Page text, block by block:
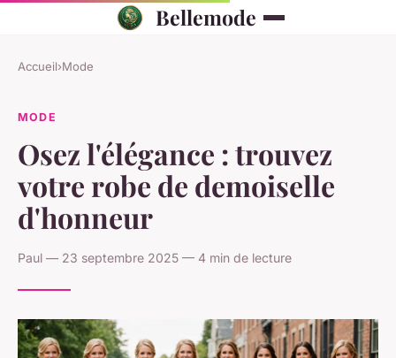
Bellemode
Accueil›Mode
MODE
Osez l'élégance : trouvez
votre robe de demoiselle
d'honneur
Paul — 23 septembre 2025 — 4 min de lecture